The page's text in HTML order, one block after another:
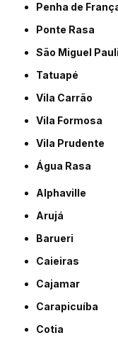
Penha de
Ponte Rasa
São Miguel
Tatuapé
Vila Carrão
Vila Formosa
Vila Prudente
Água Rasa
Alphaville
Arujá
Barueri
Caieiras
Cajamar
Carapicuíba
Cotia